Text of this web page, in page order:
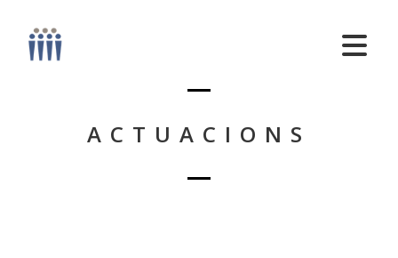
ACTUACIONS